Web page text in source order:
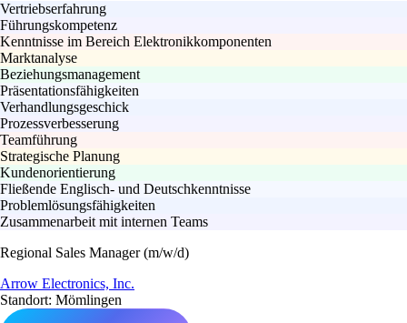
Vertriebserfahrung
Führungskompetenz
Kenntnisse im Bereich Elektronikkomponenten
Marktanalyse
Beziehungsmanagement
Präsentationsfähigkeiten
Verhandlungsgeschick
Prozessverbesserung
Teamführung
Strategische Planung
Kundenorientierung
Fließende Englisch- und Deutschkenntnisse
Problemlösungsfähigkeiten
Zusammenarbeit mit internen Teams
Regional Sales Manager (m/w/d)
Arrow Electronics, Inc.
Standort: Mömlingen